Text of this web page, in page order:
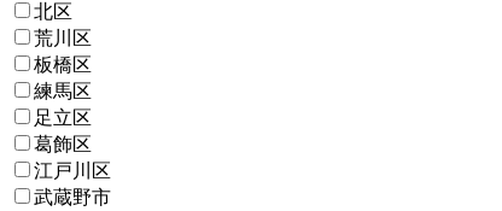
北区
荒川区
板橋区
練馬区
足立区
葛飾区
江戸川区
武蔵野市